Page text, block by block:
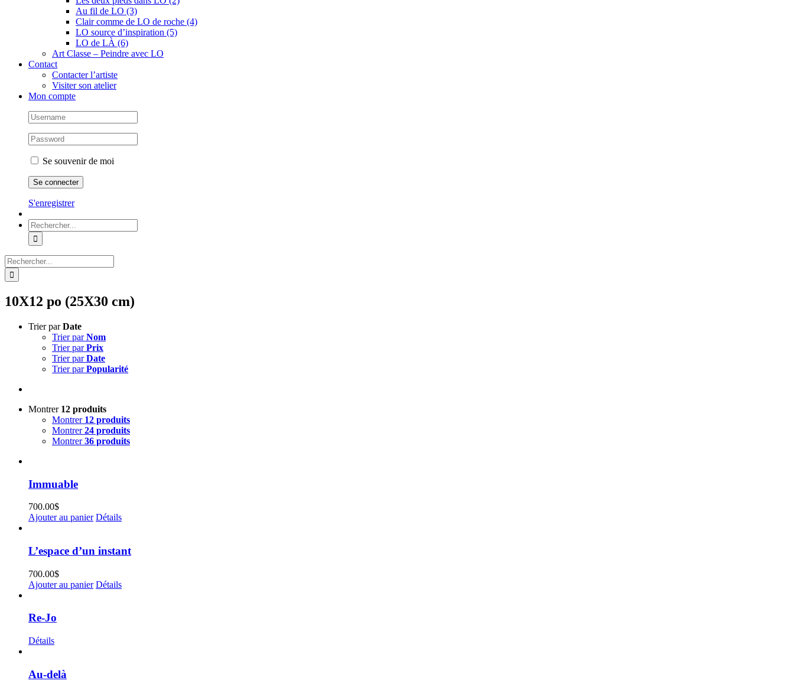
Au fil de LO (3)
Clair comme de LO de roche (4)
LO source d’inspiration (5)
LO de LÀ (6)
Art Classe – Peindre avec LO
Contact
Contacter l’artiste
Visiter son atelier
Mon compte
Se souvenir de moi
S'enregistrer
Rechercher:
Rechercher:
10X12 po (25X30 cm)
Trier parDate
Trier parNom
Trier parPrix
Trier parDate
Trier parPopularité
Montrer 12 produits
Montrer 12 produits
Montrer24 produits
Montrer36 produits
Immuable
700.00$
Ajouter au panier Détails
L’espace d’un instant
700.00$
Ajouter au panier Détails
Re-Jo
Détails
Au-delà